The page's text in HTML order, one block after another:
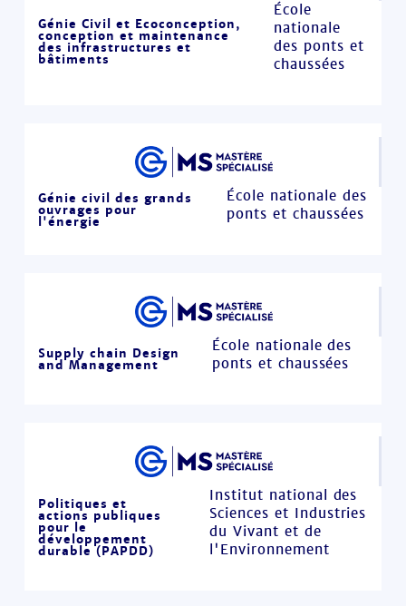
Génie Civil et Ecoconception,
conception et maintenance
des infrastructures et
bâtiments
École
nationale
des ponts et
chaussées
Génie civil des grands
ouvrages pour
l'énergie
École nationale des
ponts et chaussées
Supply chain Design
and Management
École nationale des
ponts et chaussées
Politiques et
actions publiques
pour le
développement
durable (PAPDD)
Institut national des
Sciences et Industries
du Vivant et de
l'Environnement